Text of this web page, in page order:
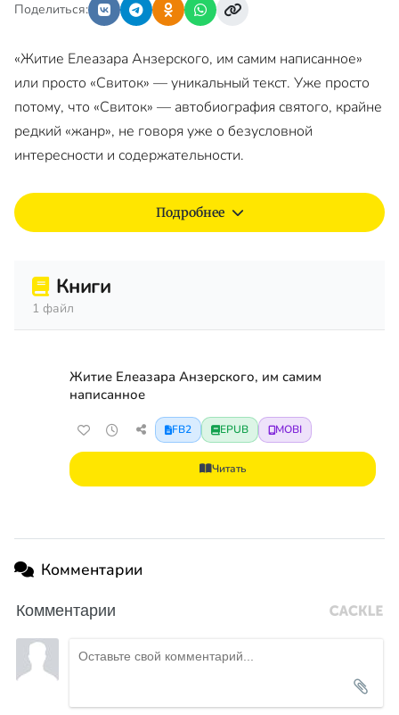
Поделиться:
«Житие Елеазара Анзерского, им самим написанное»
или просто «Свиток» — уникальный текст. Уже просто
потому, что «Свиток» — автобиография святого, крайне
редкий «жанр», не говоря уже о безусловной
интересности и содержательности.
Подробнее
Книги
1 файл
Житие Елеазара Анзерского, им самим
написанное
FB2 EPUB MOBI
Читать
Комментарии
Комментарии